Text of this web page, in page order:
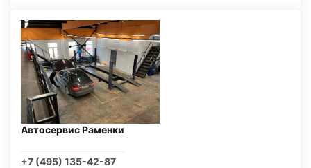
Автосервис Раменки
+7 (495) 135-42-87